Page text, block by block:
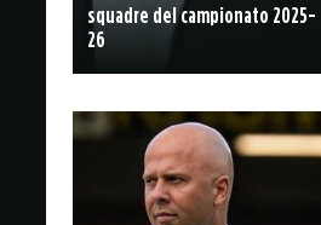
squadre del campionato 2025-
26